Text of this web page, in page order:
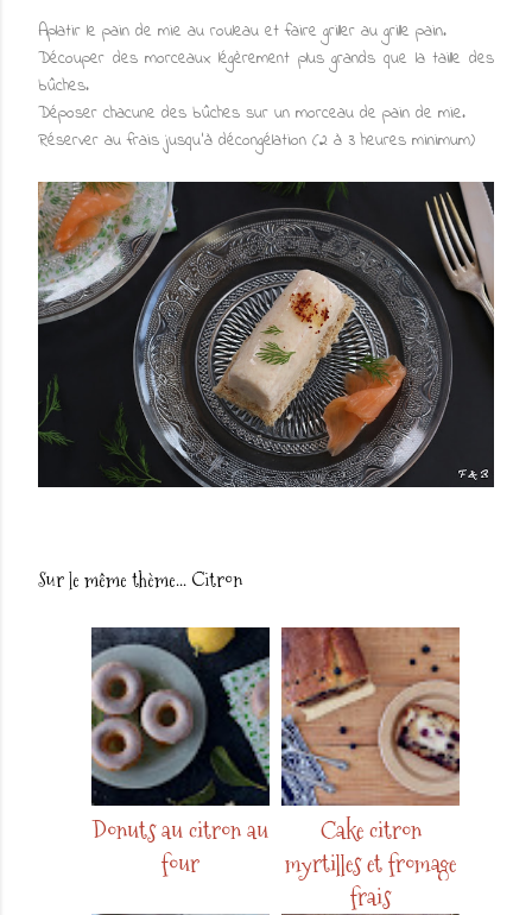
Aplatir le pain de mie au rouleau et faire griller au grille pain.
Découper des morceaux légèrement plus grands que la taille des
bûches.
Déposer chacune des bûches sur un morceau de pain de mie.
Réserver au frais jusqu'à décongélation (2 à 3 heures minimum)
Sur le même thème... Citron
Donuts au citron au
four
Cake citron
myrtilles et fromage
frais